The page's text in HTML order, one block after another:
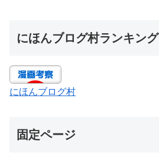
にほんブログ村ランキング
にほんブログ村
固定ページ